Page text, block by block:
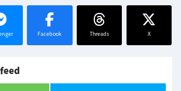
Facebook Threads X